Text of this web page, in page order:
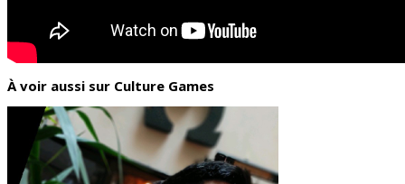
À voir aussi sur Culture Games